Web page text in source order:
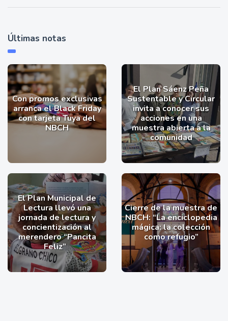
Últimas notas
Con promos exclusivas
arranca el Black Friday
con tarjeta Tuya del
NBCH
El Plan Sáenz Peña
Sustentable y Circular
invita a conocer sus
acciones en una
muestra abierta a la
comunidad
El Plan Municipal de
Lectura llevó una
jornada de lectura y
concientización al
merendero “Pancita
Feliz”
Cierre de la muestra de
NBCH: “La enciclopedia
mágica: la colección
como refugio”